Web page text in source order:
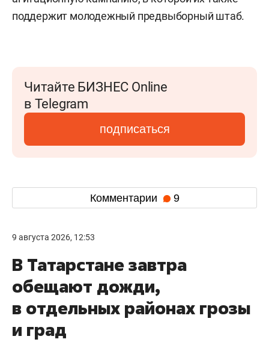
поддержит молодежный предвыборный штаб.
Читайте БИЗНЕС Online
в Telegram
подписаться
Комментарии 9
9 августа 2026, 12:53
В Татарстане завтра
обещают дожди,
в отдельных районах грозы
и град